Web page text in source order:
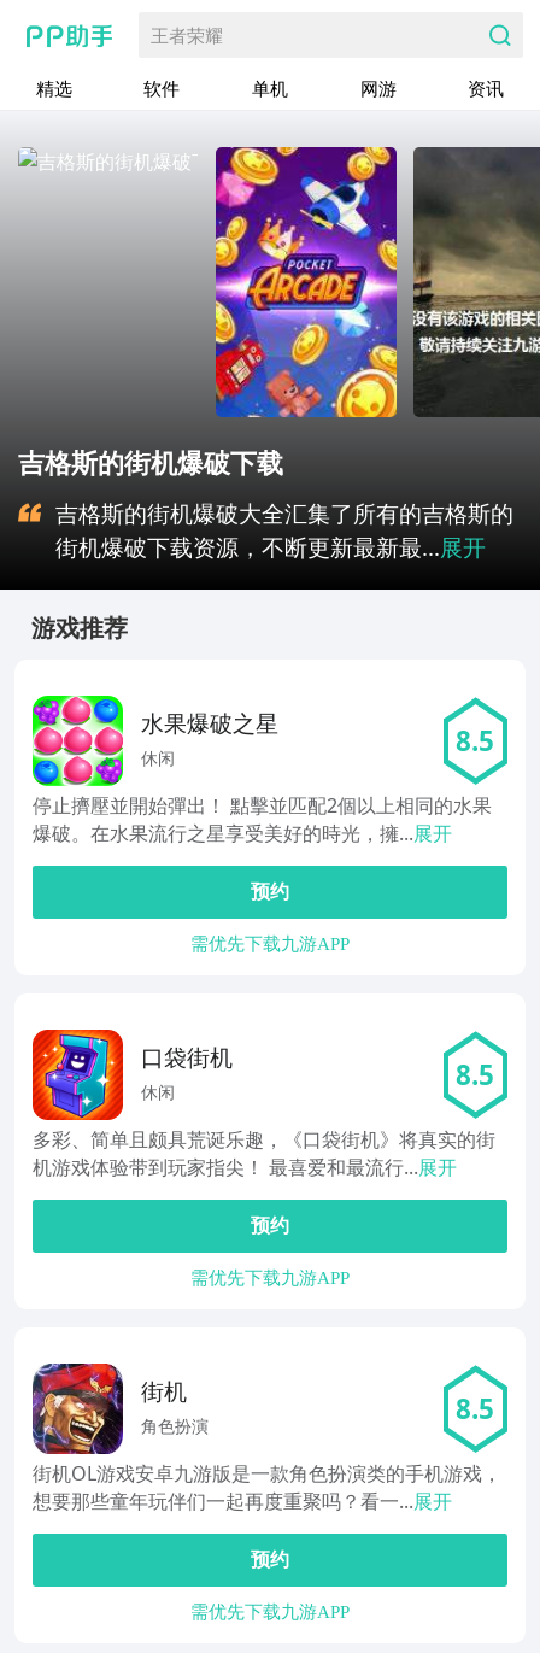
王者荣耀
精选 软件 单机 网游 资讯
吉格斯的街机爆破下载
吉格斯的街机爆破大全汇集了所有的吉格斯的
街机爆破下载资源，不断更新最新最...展开
游戏推荐
水果爆破之星
休闲 8.5
停止擠壓並開始彈出！ 點擊並匹配2個以上相同的水果
爆破。在水果流行之星享受美好的時光，擁...展开
预约
需优先下载九游APP
口袋街机
休闲 8.5
多彩、简单且颇具荒诞乐趣，《口袋街机》将真实的街
机游戏体验带到玩家指尖！ 最喜爱和最流行...展开
预约
需优先下载九游APP
街机
角色扮演 8.5
街机OL游戏安卓九游版是一款角色扮演类的手机游戏，
想要那些童年玩伴们一起再度重聚吗？看一...展开
预约
需优先下载九游APP